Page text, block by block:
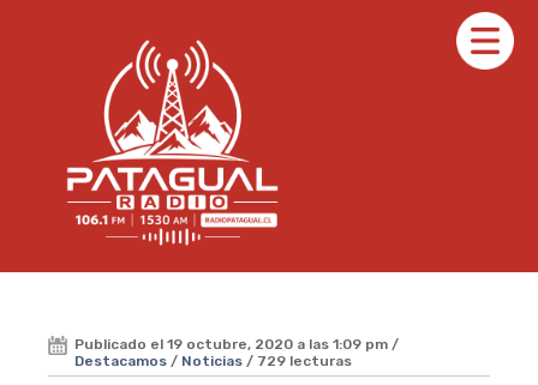
Publicado el 19 octubre, 2020 a las 1:09 pm /
Destacamos / Noticias / 729 lecturas